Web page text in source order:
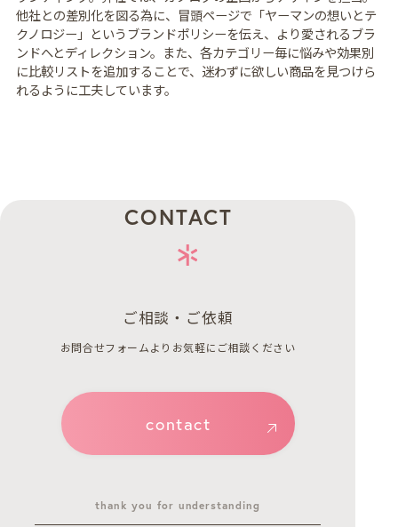
COLUMNNDOのノート
CONTACTお問い合わせ
他社との差別化を図る為に、冒頭ページで「ヤーマンの想いとテ
クノロジー」というブランドポリシーを伝え、より愛されるブラ
ンドへとディレクション。また、各カテゴリー毎に悩みや効果別
に比較リストを追加することで、迷わずに欲しい商品を見つけら
れるように工夫しています。
CONTACT
ご相談・ご依頼
お問合せフォームよりお気軽にご相談ください
contact
thank you for understanding